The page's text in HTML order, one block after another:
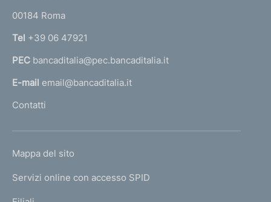
r
n
a
l
'
m
e
00184 Roma
Tel +39 06 47921
PEC bancaditalia@pec.bancaditalia.it
E-mail email@bancaditalia.it
Contatti
L
N
Mappa del sito
Servizi online con accesso SPID